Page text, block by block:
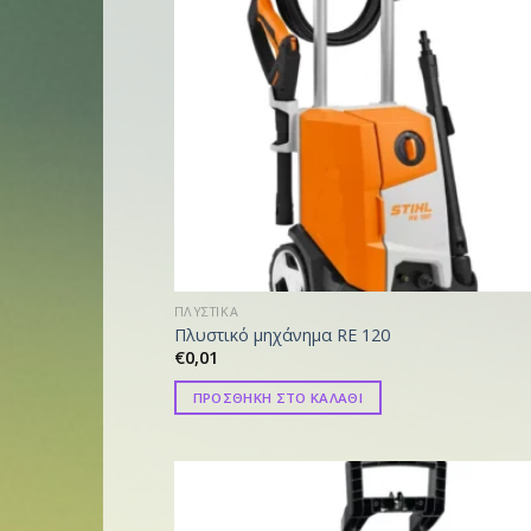
ΠΛΥΣΤΙΚΑ
Πλυστικό μηχάνημα RE 120
€0,01
ΠΡΟΣΘΗΚΗ ΣΤΟ ΚΑΛΑΘΙ